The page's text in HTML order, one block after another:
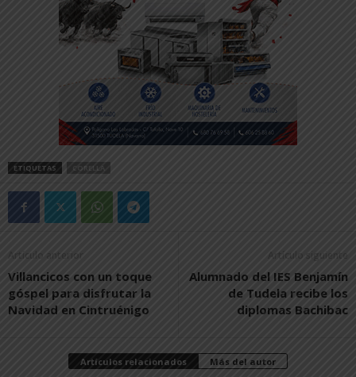
ETIQUETAS CORELLA
Artículo anterior
Villancicos con un toque
góspel para disfrutar la
Navidad en Cintruénigo
Artículo siguiente
Alumnado del IES Benjamín
de Tudela recibe los
diplomas Bachibac
Artículos relacionados Más del autor